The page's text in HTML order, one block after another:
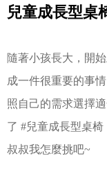
兒童成長型桌
隨著小孩長大，開
成一件很重要的事情
照自己的需求選擇適
了 #兒童成長型桌椅
叔叔我怎麼挑吧~